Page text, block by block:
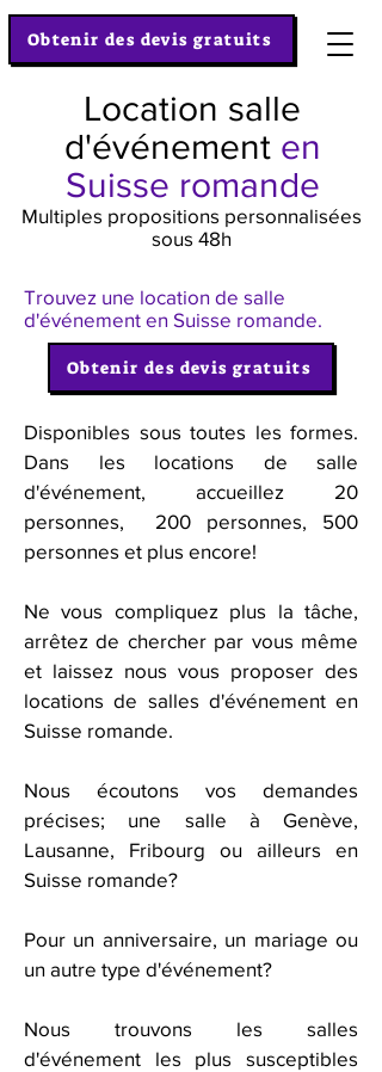
Obtenir des devis gratuits
Location salle
d'événement en
Suisse romande
Multiples propositions personnalisées
sous 48h
Trouvez une location de salle
d'événement en Suisse romande.
Obtenir des devis gratuits
Disponibles sous toutes les formes.
Dans les locations de salle
d'événement, accueillez 20
personnes, 200 personnes, 500
personnes et plus encore!
Ne vous compliquez plus la tâche,
arrêtez de chercher par vous même
et laissez nous vous proposer des
locations de salles d'événement en
Suisse romande.
Nous écoutons vos demandes
précises; une salle à Genève,
Lausanne, Fribourg ou ailleurs en
Suisse romande?
Pour un anniversaire, un mariage ou
un autre type d'événement?
Nous trouvons les salles
d'événement les plus susceptibles